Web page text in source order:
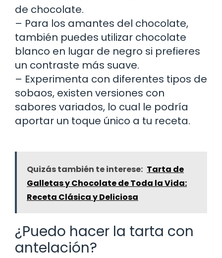
de chocolate.
– Para los amantes del chocolate,
también puedes utilizar chocolate
blanco en lugar de negro si prefieres
un contraste más suave.
– Experimenta con diferentes tipos de
sobaos, existen versiones con
sabores variados, lo cual le podría
aportar un toque único a tu receta.
Quizás también te interese: Tarta de
Galletas y Chocolate de Toda la Vida:
Receta Clásica y Deliciosa
¿Puedo hacer la tarta con
antelación?